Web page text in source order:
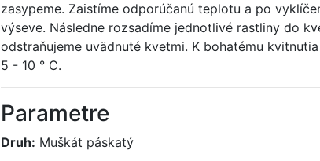
zasypeme. Zaistíme odporúčanú teplotu a po
výseve. Následne rozsadíme jednotlivé rastliny do
odstraňujeme uvädnuté kvetmi. K bohatému
5 - 10 ° C.
Parametre
Druh: Muškát páskatý